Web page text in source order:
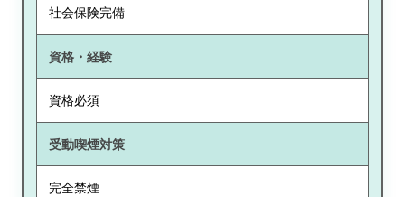
社会保険完備
資格・経験
資格必須
受動喫煙対策
完全禁煙